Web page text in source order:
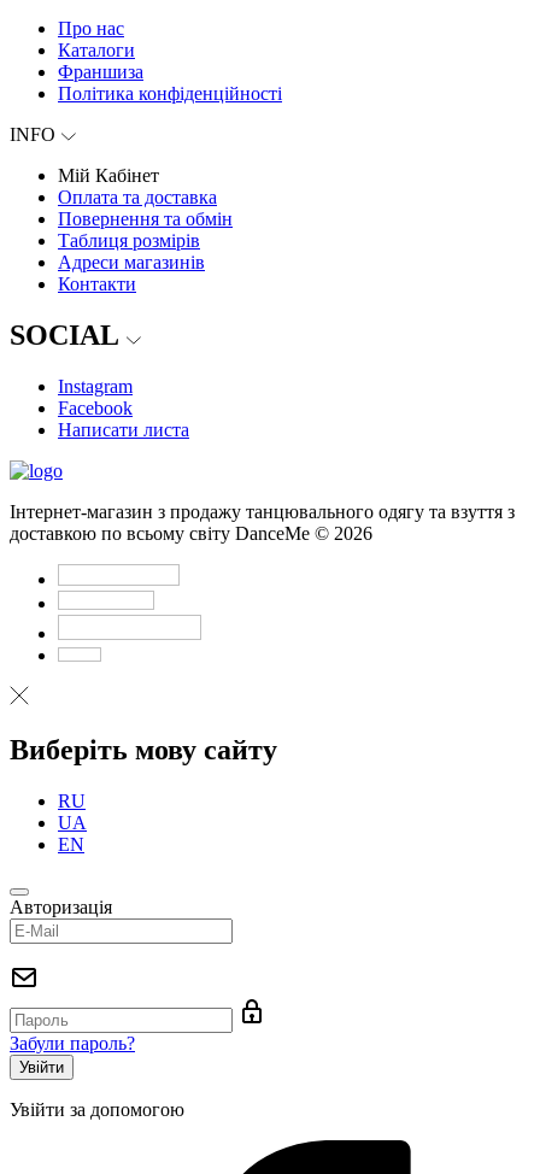
Про нас
Каталоги
Франшиза
Політика конфіденційності
INFO
Мій Кабінет
Оплата та доставка
Повернення та обмін
Таблиця розмірів
Адреси магазинів
Контакти
SOCIAL
Instagram
Facebook
Написати листа
Інтернет-магазин з продажу танцювального одягу та взуття з
доставкою по всьому світу DanceMe © 2026
Виберіть мову сайту
RU
UA
EN
Авторизація
Забули пароль?
Увійти за допомогою